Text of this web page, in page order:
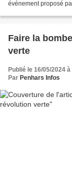
événement proposé
Faire la
verte
Publié le 16/05/2024
Par Penhars Infos